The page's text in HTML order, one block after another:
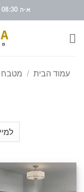
א-ה 08:30 - 16:30
עמוד הבית / מטבח